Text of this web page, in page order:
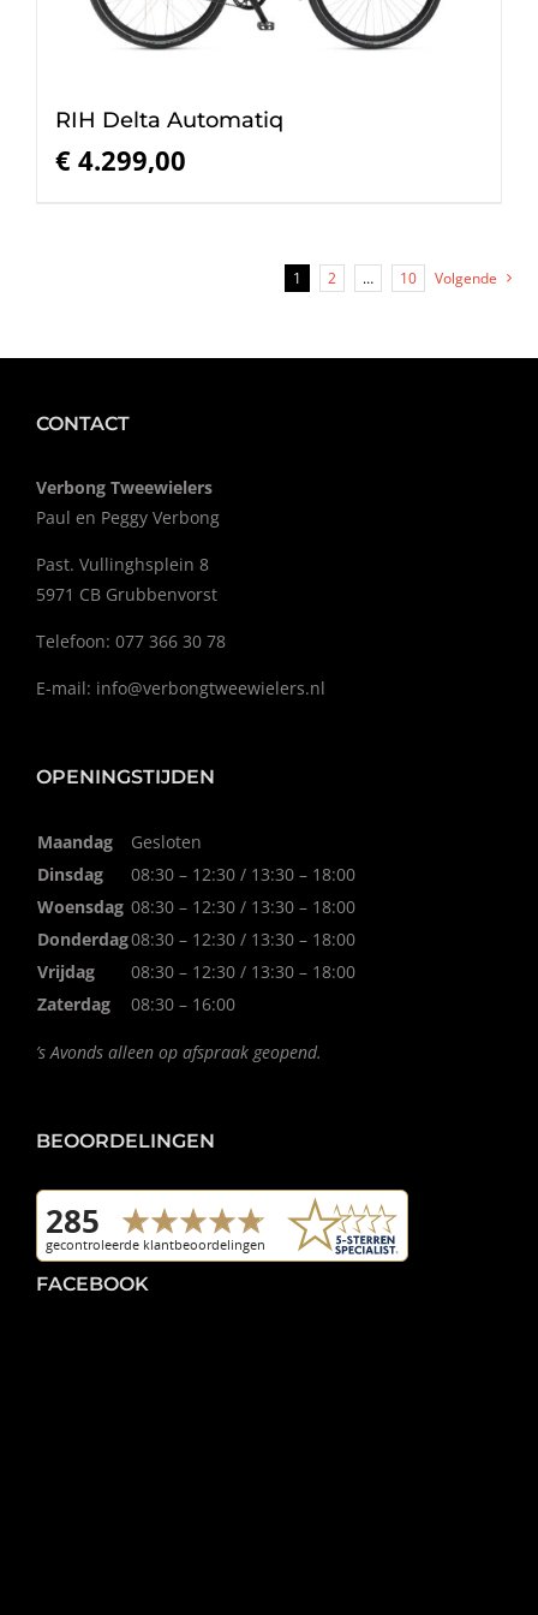
RIH Delta Automatiq
€ 4.299,00
1 2 … 10 Volgende
CONTACT
Verbong Tweewielers
Paul en Peggy Verbong
Past. Vullinghsplein 8
5971 CB Grubbenvorst
Telefoon: 077 366 30 78
E-mail: info@verbongtweewielers.nl
OPENINGSTIJDEN
Maandag
Gesloten
Dinsdag
08:30 – 12:30 / 13:30 – 18:00
Woensdag 08:30 – 12:30 / 13:30 – 18:00
Donderdag08:30 – 12:30 / 13:30 – 18:00
Vrijdag
08:30 – 12:30 / 13:30 – 18:00
Zaterdag
08:30 – 16:00
’s Avonds alleen op afspraak geopend.
BEOORDELINGEN
FACEBOOK